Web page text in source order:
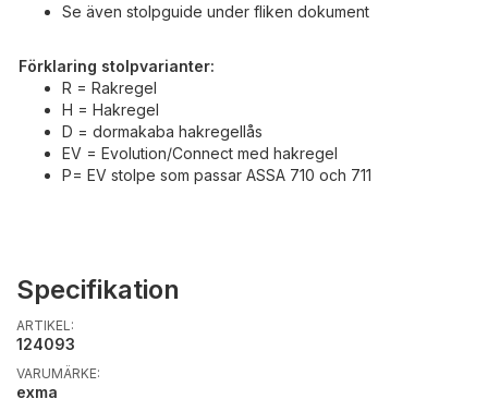
Se även stolpguide under fliken dokument
Förklaring stolpvarianter:
R = Rakregel
H = Hakregel
D = dormakaba hakregellås
EV = Evolution/Connect med hakregel
P= EV stolpe som passar ASSA 710 och 711
Specifikation
ARTIKEL:
124093
VARUMÄRKE:
exma